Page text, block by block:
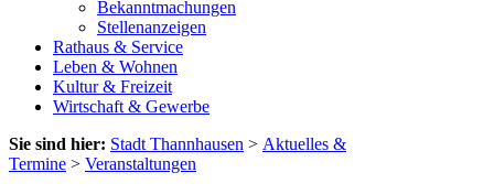
Bekanntmachungen
Stellenanzeigen
Rathaus & Service
Leben & Wohnen
Kultur & Freizeit
Wirtschaft & Gewerbe
Sie sind hier: Stadt Thannhausen > Aktuelles &
Termine > Veranstaltungen